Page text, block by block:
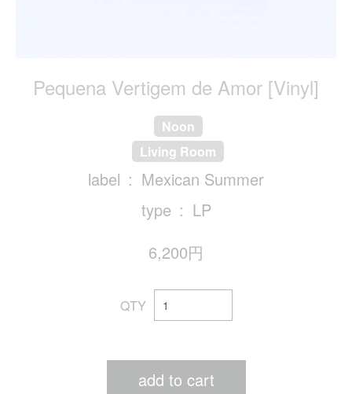
Pequena Vertigem de Amor [Vinyl]
Noon
Living Room
label
Mexican Summer
type
LP
6,200円
QTY
add to cart